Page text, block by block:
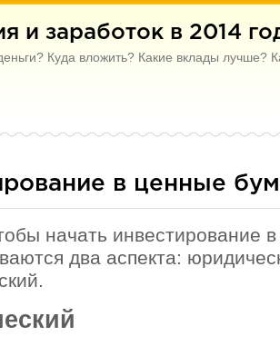
и заработок в 2014
Куда вложить? Какие вклады лучше?
в ценные
начать инвестирование
два аспекта: